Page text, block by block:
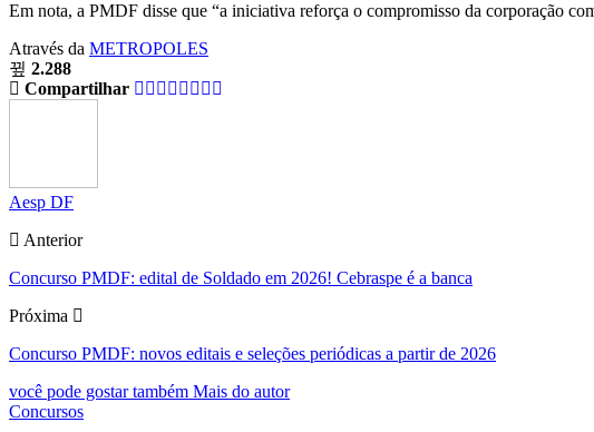
Em nota, a PMDF disse que “a iniciativa reforça o compromisso da corporação
Através da METROPOLES
2.288
Compartilhar
Aesp DF
Anterior
Concurso PMDF: edital de Soldado em 2026! Cebraspe é a banca
Próxima
Concurso PMDF: novos editais e seleções periódicas a partir de 2026
você pode gostar também Mais do autor
Concursos